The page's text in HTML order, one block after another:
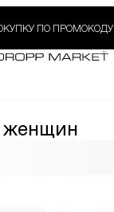
ПО ПРОМОКОДУ
женщин